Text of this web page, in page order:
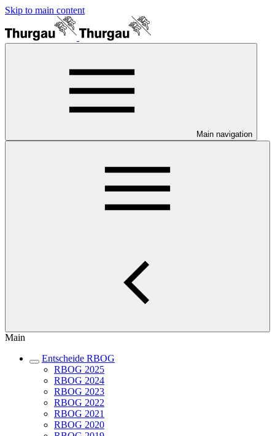
Skip to main content
Main navigation
Main
Entscheide RBOG
RBOG 2025
RBOG 2024
RBOG 2023
RBOG 2022
RBOG 2021
RBOG 2020